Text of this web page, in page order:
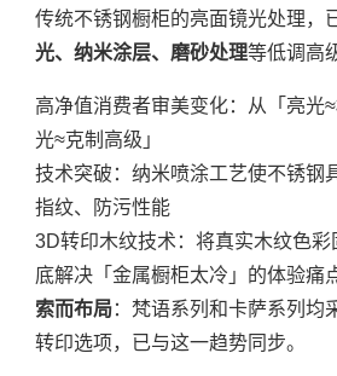
传统不锈钢橱柜的亮面镜光处理，
光、纳米涂层、磨砂处理等低调高
高净值消费者审美变化：从「亮光
光≈克制高级」
技术突破：纳米喷涂工艺使不锈钢
指纹、防污性能
3D转印木纹技术：将真实木纹色
底解决「金属橱柜太冷」的体验痛
索而布局：梵语系列和卡萨系列均
转印选项，已与这一趋势同步。